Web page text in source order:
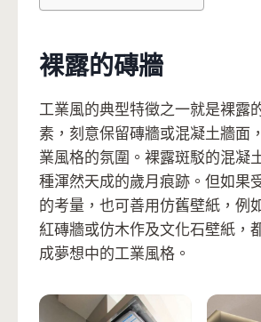
裸露的磚牆
工業風的典型特徵之一就是裸露
素，刻意保留磚牆或混凝土牆面
業風格的氛圍。裸露斑駁的混凝
種渾然天成的歲月痕跡。但如果
的考量，也可善用仿舊壁紙，例
紅磚牆或仿木作及文化石壁紙，
成夢想中的工業風格。